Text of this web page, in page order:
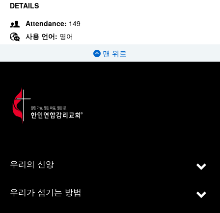
DETAILS
Attendance: 149
사용 언어: 영어
맨 위로
우리의 신앙
우리가 섬기는 방법